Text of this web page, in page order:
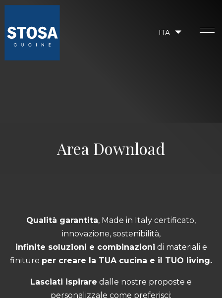
ITA
Area Download
Qualità garantita, Made in Italy certificato,
innovazione, sostenibilità,
infinite soluzioni e combinazioni di materiali e
finiture per creare la TUA cucina e il TUO living.
Lasciati ispirare dalle nostre proposte e
personalizzale come preferisci: